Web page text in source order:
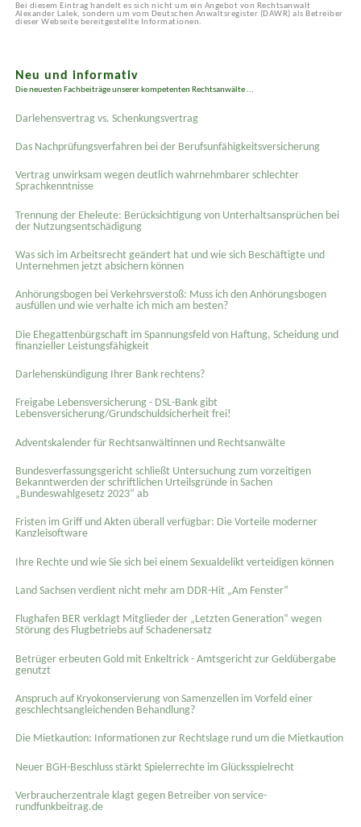
Bei diesem Eintrag handelt es sich nicht um ein Angebot von Rechtsanwalt
Alexander Lalek, sondern um vom Deutschen Anwaltsregister (DAWR) als Betreiber
dieser Webseite bereitgestellte Informationen.
Neu und informativ
Die neuesten Fachbeiträge unserer kompetenten Rechtsanwälte ...
Darlehensvertrag vs. Schenkungsvertrag
Das Nachprüfungsverfahren bei der Berufsunfähigkeitsversicherung
Vertrag unwirksam wegen deutlich wahrnehmbarer schlechter
Sprachkenntnisse
Trennung der Eheleute: Berücksichtigung von Unterhaltsansprüchen bei
der Nutzungsentschädigung
Was sich im Arbeitsrecht geändert hat und wie sich Beschäftigte und
Unternehmen jetzt absichern können
Anhörungsbogen bei Verkehrsverstoß: Muss ich den Anhörungsbogen
ausfüllen und wie verhalte ich mich am besten?
Die Ehegattenbürgschaft im Spannungsfeld von Haftung, Scheidung und
finanzieller Leistungsfähigkeit
Darlehenskündigung Ihrer Bank rechtens?
Freigabe Lebensversicherung - DSL-Bank gibt
Lebensversicherung/Grundschuldsicherheit frei!
Adventskalender für Rechtsanwältinnen und Rechtsanwälte
Bundesverfassungsgericht schließt Untersuchung zum vorzeitigen
Bekanntwerden der schriftlichen Urteilsgründe in Sachen
„Bundeswahlgesetz 2023“ ab
Fristen im Griff und Akten überall verfügbar: Die Vorteile moderner
Kanzleisoftware
Ihre Rechte und wie Sie sich bei einem Sexual­delikt verteidigen können
Land Sachsen verdient nicht mehr am DDR-Hit „Am Fenster“
Flughafen BER verklagt Mitglieder der „Letzten Generation“ wegen
Störung des Flugbetriebs auf Schadenersatz
Betrüger erbeuten Gold mit Enkeltrick - Amtsgericht zur Geldübergabe
genutzt
Anspruch auf Kryokonservierung von Samenzellen im Vorfeld einer
geschlechtsangleichenden Behandlung?
Die Mietkaution: Informationen zur Rechtslage rund um die Mietkaution
Neuer BGH-Beschluss stärkt Spielerrechte im Glücksspielrecht
Verbraucherzentrale klagt gegen Betreiber von service-
rundfunkbeitrag.de